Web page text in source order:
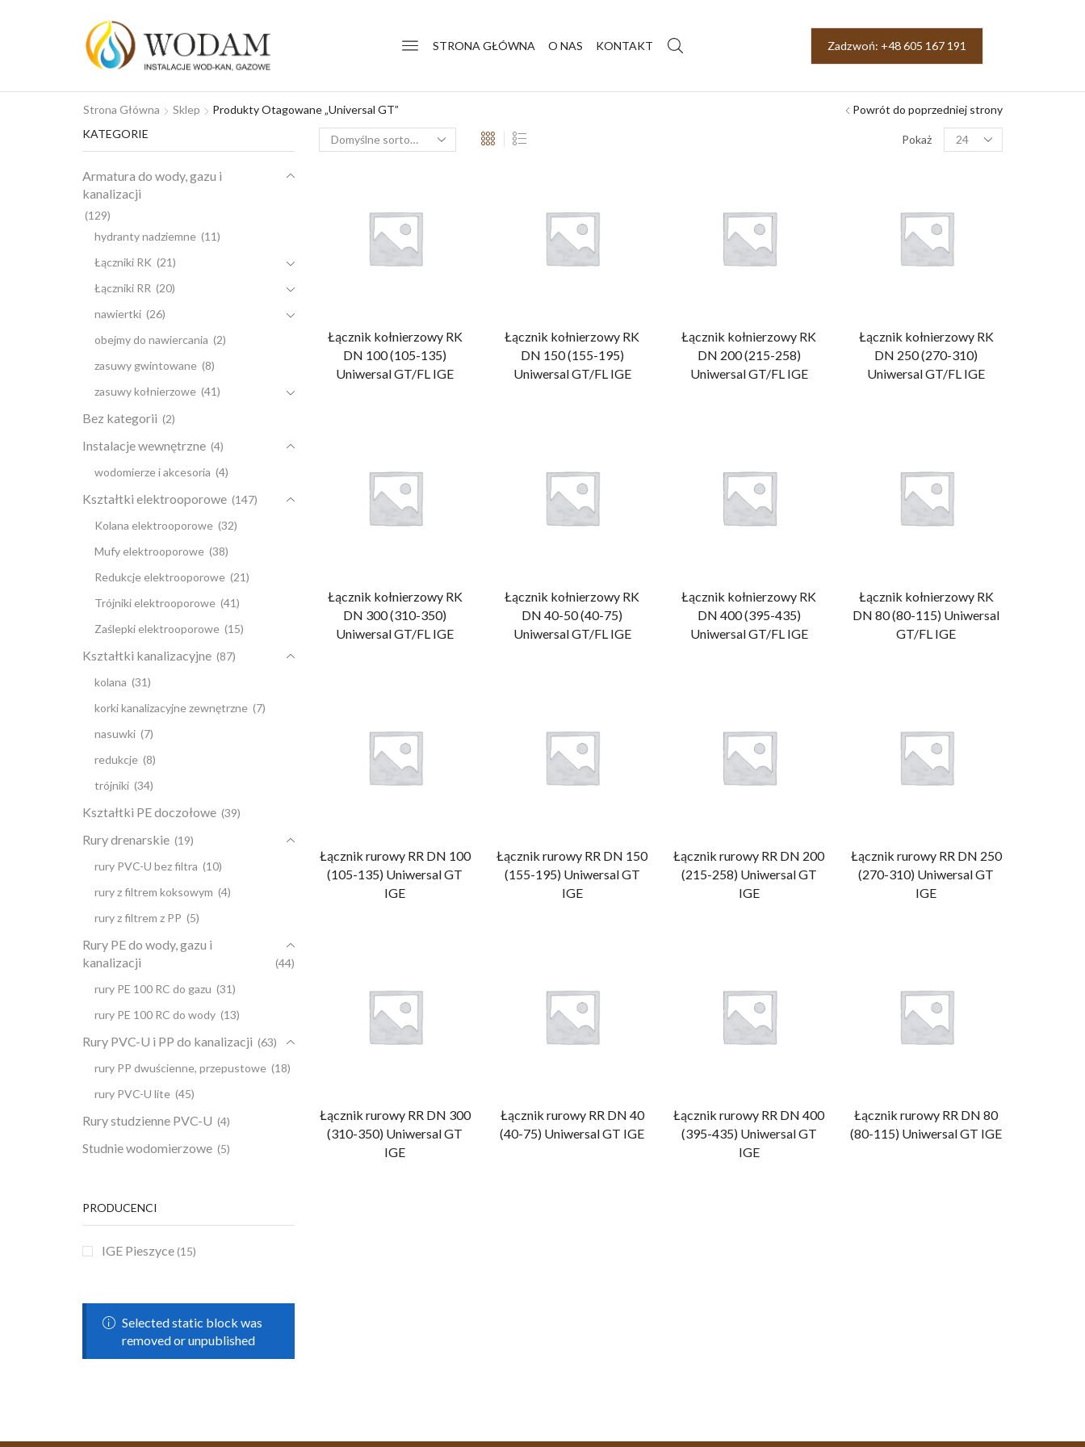
STRONA GŁÓWNA O NAS KONTAKT Zadzwoń: +48 605 167 191
Strona Główna Sklep Produkty Otagowane „universal GT” Powrót do poprzedniej strony
Pokaż
Łącznik kołnierzowy RK
DN 100 (105-135)
Uniwersal GT/FL IGE
Łącznik kołnierzowy RK
DN 150 (155-195)
Uniwersal GT/FL IGE
Łącznik kołnierzowy RK
DN 200 (215-258)
Uniwersal GT/FL IGE
Łącznik kołnierzowy RK
DN 250 (270-310)
Uniwersal GT/FL IGE
Łącznik kołnierzowy RK
DN 300 (310-350)
Uniwersal GT/FL IGE
Łącznik kołnierzowy RK
DN 40-50 (40-75)
Uniwersal GT/FL IGE
Łącznik kołnierzowy RK
DN 400 (395-435)
Uniwersal GT/FL IGE
Łącznik kołnierzowy RK
DN 80 (80-115) Uniwersal
GT/FL IGE
Łącznik rurowy RR DN 100
(105-135) Uniwersal GT
IGE
Łącznik rurowy RR DN 150
(155-195) Uniwersal GT
IGE
Łącznik rurowy RR DN 200
(215-258) Uniwersal GT
IGE
Łącznik rurowy RR DN 250
(270-310) Uniwersal GT
IGE
Łącznik rurowy RR DN 300
(310-350) Uniwersal GT
IGE
Łącznik rurowy RR DN 40
(40-75) Uniwersal GT IGE
Łącznik rurowy RR DN 400
(395-435) Uniwersal GT
IGE
Łącznik rurowy RR DN 80
(80-115) Uniwersal GT IGE
KATEGORIE
Armatura do wody, gazu i
kanalizacji
(129)
hydranty nadziemne (11)
Łączniki RK (21)
Łączniki RR (20)
nawiertki (26)
obejmy do nawiercania (2)
zasuwy gwintowane (8)
zasuwy kołnierzowe (41)
Bez kategorii (2)
Instalacje wewnętrzne (4)
wodomierze i akcesoria (4)
Kształtki elektrooporowe (147)
Kolana elektrooporowe (32)
Mufy elektrooporowe (38)
Redukcje elektrooporowe (21)
Trójniki elektrooporowe (41)
Zaślepki elektrooporowe (15)
Kształtki kanalizacyjne (87)
kolana (31)
korki kanalizacyjne zewnętrzne (7)
nasuwki (7)
redukcje (8)
trójniki (34)
Kształtki PE doczołowe (39)
Rury drenarskie (19)
rury PVC-U bez filtra (10)
rury z filtrem koksowym (4)
rury z filtrem z PP (5)
Rury PE do wody, gazu i
kanalizacji
(44)
rury PE 100 RC do gazu (31)
rury PE 100 RC do wody (13)
Rury PVC-U i PP do kanalizacji (63)
rury PP dwuścienne, przepustowe (18)
rury PVC-U lite (45)
Rury studzienne PVC-U (4)
Studnie wodomierzowe (5)
PRODUCENCI
IGE Pieszyce(15)
Selected static block was
removed or unpublished